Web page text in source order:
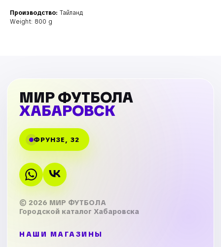
Производство: Тайланд
Weight: 800 g
МИР ФУТБОЛА
ХАБАРОВСК
ФРУНЗЕ, 32
© 2026 МИР ФУТБОЛА
Городской каталог Хабаровска
НАШИ МАГАЗИНЫ